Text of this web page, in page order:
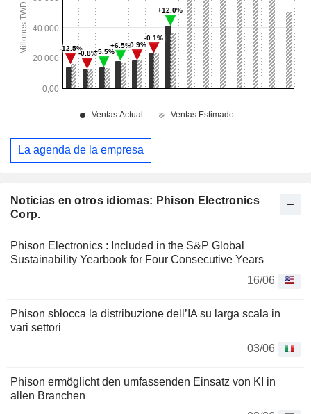
Noticias en otros idiomas: Phison Electronics
Corp.
Phison Electronics : Included in the S&P Global
Sustainability Yearbook for Four Consecutive Years
16/06
Phison sblocca la distribuzione dell’IA su larga scala in
vari settori
03/06
Phison ermöglicht den umfassenden Einsatz von KI in
allen Branchen
La agenda de la empresa